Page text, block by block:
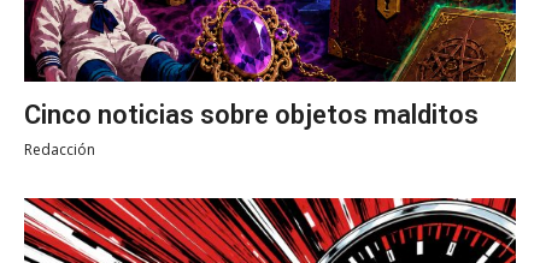
Cinco noticias sobre objetos malditos
Redacción